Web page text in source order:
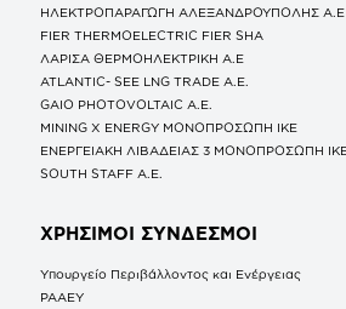
ΗΛΕΚΤΡΟΠΑΡΑΓΩΓΗ ΑΛΕΞΑΝΔΡΟΥΠΟΛΗΣ A.E
FIER THERMOELECTRIC FIER SHA
ΛΑΡΙΣΑ ΘΕΡΜΟΗΛΕΚΤΡΙΚΗ A.E
ATLANTIC- SEE LNG TRADE A.E.
GAIO PHOTOVOLTAIC Α.Ε.
MINING X ENERGY ΜΟΝΟΠΡΟΣΩΠΗ ΙΚΕ
ΕΝΕΡΓΕΙΑΚΗ ΛΙΒΑΔΕΙΑΣ 3 ΜΟΝΟΠΡΟΣΩΠΗ
SOUTH STAFF Α.Ε.
ΧΡΗΣΙΜΟΙ ΣΥΝΔΕΣΜΟΙ
Υπουργείο Περιβάλλοντος και Ενέργειας
ΡΑΑΕΥ